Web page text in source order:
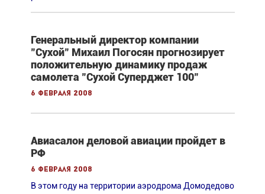
Генеральный директор компании
"Сухой" Михаил Погосян прогнозирует
положительную динамику продаж
самолета "Сухой Суперджет 100"
6 февраля 2008
Авиасалон деловой авиации пройдет в
РФ
6 февраля 2008
В этом году на территории аэродрома Домодедово